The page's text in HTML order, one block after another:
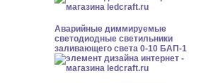
Аварийные диммируемые
светодиодные светильники
заливающего света 0-10 БАП-1